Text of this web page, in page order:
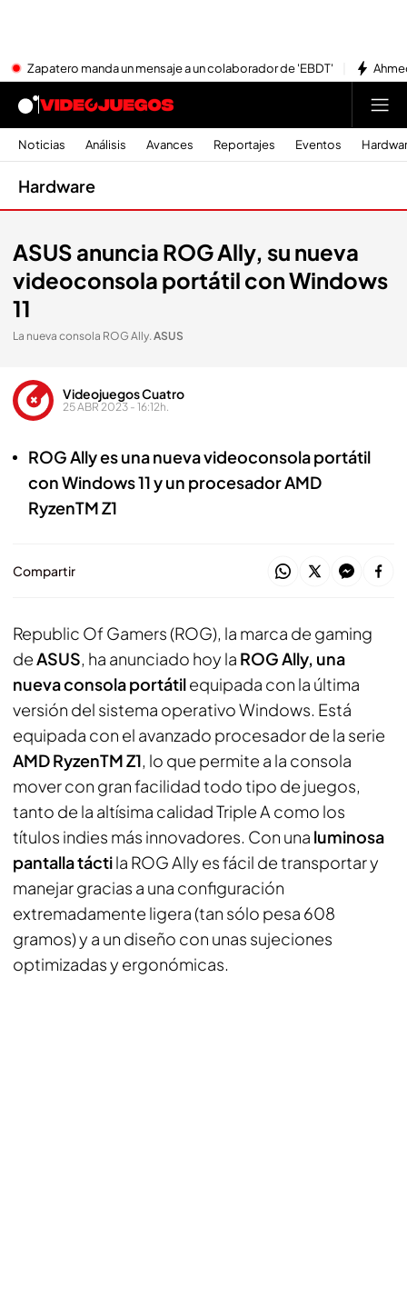
Zapatero manda un mensaje a un colaborador de 'EBDT'
Noticias Análisis Avances Reportajes Eventos
Hardware
ASUS anuncia ROG Ally, su nueva
videoconsola portátil con Windows
11
La nueva consola ROG Ally.ASUS
Videojuegos Cuatro
25 ABR 2023 - 16:12h.
ROG Ally es una nueva videoconsola portátil
con Windows 11 y un procesador AMD
RyzenTM Z1
Compartir
Republic Of Gamers (ROG), la marca de gaming
deASUS, ha anunciado hoy la ROG Ally, una
nueva consola portátilequipada con la última
versión del sistema operativo Windows. Está
equipada con el avanzado procesador de la serie
AMD RyzenTM Z1, lo que permite a la consola
mover con gran facilidad todo tipo de juegos,
tanto de la altísima calidad Triple A como los
títulos indies más innovadores. Con una luminosa
pantalla táctila ROG Ally es fácil de transportar y
manejar gracias a una configuración
extremadamente ligera (tan sólo pesa 608
gramos) y a un diseño con unas sujeciones
optimizadas y ergonómicas.